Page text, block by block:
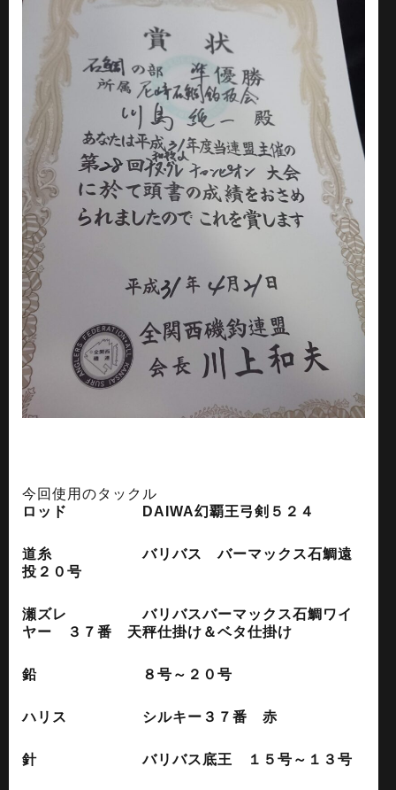
今回使用のタックル
ロッド DAIWA幻覇王弓剣５２４
道糸 バリバス バーマックス石鯛遠
投２０号
瀬ズレ バリバスバーマックス石鯛ワイ
ヤー ３７番 天秤仕掛け＆ベタ仕掛け
鉛 ８号～２０号
ハリス シルキー３７番 赤
針 バリバス底王 １５号～１３号